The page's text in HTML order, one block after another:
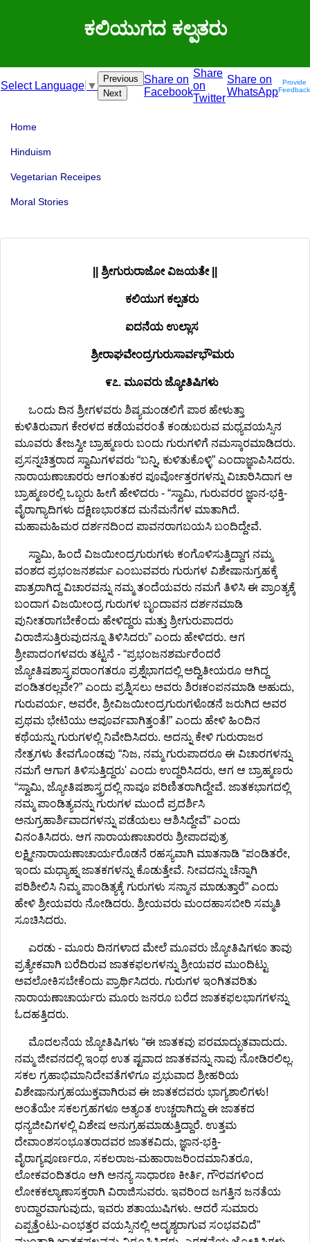
ಕಲಿಯುಗದ ಕಲ್ಪತರು
Select Language ▼
Previous
Next
Share on
Facebook
Share
on
Twitter
Share on
WhatsApp
Provide
Feedback
Home
Hinduism
Vegetarian Receipes
Moral Stories
|| ಶ್ರೀಗುರುರಾಜೋ ವಿಜಯತೇ ||
ಕಲಿಯುಗ ಕಲ್ಪತರು
ಐದನೆಯ ಉಲ್ಲಾಸ
ಶ್ರೀರಾಘವೇಂದ್ರಗುರುಸಾರ್ವಭೌಮರು
೯೭. ಮೂವರು ಜ್ಯೋತಿಷಿಗಳು
ಒಂದು ದಿನ ಶ್ರೀಗಳವರು ಶಿಷ್ಯಮಂಡಲಿಗೆ ಪಾಠ ಹೇಳುತ್ತಾ
ಕುಳಿತಿರುವಾಗ ಕೇರಳದ ಕಡೆಯವರಂತೆ ಕಂಡುಬರುವ ಮಧ್ಯವಯಸ್ಸಿನ
ಮೂವರು ತೇಜಸ್ವೀ ಬ್ರಾಹ್ಮಣರು ಬಂದು ಗುರುಗಳಿಗೆ ನಮಸ್ಕಾರಮಾಡಿದರು.
ಪ್ರಸನ್ನಚಿತ್ತರಾದ ಸ್ವಾಮಿಗಳವರು “ಬನ್ನಿ, ಕುಳಿತುಕೊಳ್ಳಿ” ಎಂದಾಜ್ಞಾಪಿಸಿದರು.
ನಾರಾಯಣಾಚಾರರು ಆಗಂತುಕರ ಪೂರ್ವೋತ್ತರಗಳನ್ನು ವಿಚಾರಿಸಿದಾಗ ಆ
ಬ್ರಾಹ್ಮಣರಲ್ಲಿ ಒಬ್ಬರು ಹೀಗೆ ಹೇಳಿದರು - “ಸ್ವಾಮಿ, ಗುರುವರರ ಜ್ಞಾನ-ಭಕ್ತಿ-
ವೈರಾಗ್ಯಾದಿಗಳು ದಕ್ಷಿಣಭಾರತದ ಮನೆಮನೆಗಳ ಮಾತಾಗಿದೆ.
ಮಹಾಮಹಿಮರ ದರ್ಶನದಿಂದ ಪಾವನರಾಗಬಯಸಿ ಬಂದಿದ್ದೇವೆ.
ಸ್ವಾಮಿ, ಹಿಂದೆ ವಿಜಯೀಂದ್ರಗುರುಗಳು ಕಂಗೊಳಿಸುತ್ತಿದ್ದಾಗ ನಮ್ಮ
ವಂಶದ ಪ್ರಭಂಜನಶರ್ಮ ಎಂಬುವವರು ಗುರುಗಳ ವಿಶೇಷಾನುಗ್ರಹಕ್ಕೆ
ಪಾತ್ರರಾಗಿದ್ದ ವಿಚಾರವನ್ನು ನಮ್ಮ ತಂದೆಯವರು ನಮಗೆ ತಿಳಿಸಿ ಈ ಪ್ರಾಂತ್ಯಕ್ಕೆ
ಬಂದಾಗ ವಿಜಯೀಂದ್ರ ಗುರುಗಳ ಬೃಂದಾವನ ದರ್ಶನಮಾಡಿ
ಪುನೀತರಾಗಬೇಕೆಂದು ಹೇಳಿದ್ದರು ಮತ್ತು ಶ್ರೀಗುರುಪಾದರು
ವಿರಾಜಿಸುತ್ತಿರುವುದನ್ನೂ ತಿಳಿಸಿದರು” ಎಂದು ಹೇಳಿದರು. ಆಗ
ಶ್ರೀಪಾದಂಗಳವರು ತಟ್ಟನೆ - “ಪ್ರಭಂಜನಶರ್ಮರೆಂದರೆ
ಜ್ಯೋತಿಷಶಾಸ್ತ್ರಪರಾಂಗತರೂ ಪ್ರಶ್ನೆಭಾಗದಲ್ಲಿ ಅದ್ವಿತೀಯರೂ ಆಗಿದ್ದ
ಪಂಡಿತರಲ್ಲವೇ?” ಎಂದು ಪ್ರಶ್ನಿಸಲು ಅವರು ಶಿರಃಕಂಪನಮಾಡಿ ಅಹುದು,
ಗುರುವರ್ಯ, ಅವರೇ, ಶ್ರೀವಿಜಯೀಂದ್ರಗುರುಗಳೊಡನೆ ಜರುಗಿದ ಅವರ
ಪ್ರಥಮ ಭೇಟಿಯು ಅಪೂರ್ವವಾಗಿತ್ತಂತೆ!” ಎಂದು ಹೇಳಿ ಹಿಂದಿನ
ಕಥೆಯನ್ನು ಗುರುಗಳಲ್ಲಿ ನಿವೇದಿಸಿದರು. ಅದನ್ನು ಕೇಳಿ ಗುರುರಾಜರ
ನೇತ್ರಗಳು ತೇವಗೊಂಡವು “ನಿಜ, ನಮ್ಮ ಗುರುಪಾದರೂ ಈ ವಿಚಾರಗಳನ್ನು
ನಮಗೆ ಆಗಾಗ ತಿಳಿಸುತ್ತಿದ್ದರು' ಎಂದು ಉದ್ದರಿಸಿದರು, ಆಗ ಆ ಬ್ರಾಹ್ಮಣರು
“ಸ್ವಾಮಿ, ಜ್ಯೋತಿಷಶಾಸ್ತ್ರದಲ್ಲಿ ನಾವೂ ಪರಿಣಿತರಾಗಿದ್ದೇವೆ. ಜಾತಕಭಾಗದಲ್ಲಿ
ನಮ್ಮ ಪಾಂಡಿತ್ಯವನ್ನು ಗುರುಗಳ ಮುಂದೆ ಪ್ರದರ್ಶಿಸಿ
ಅನುಗ್ರಹಾರ್ಶಿವಾದಗಳನ್ನು ಪಡೆಯಲು ಆಶಿಸಿದ್ದೇವೆ” ಎಂದು
ವಿನಂತಿಸಿದರು. ಆಗ ನಾರಾಯಣಾಚಾರರು ಶ್ರೀಪಾದಪುತ್ರ
ಲಕ್ಷ್ಮೀನಾರಾಯಣಾಚಾರ್ಯರೊಡನೆ ರಹಸ್ಯವಾಗಿ ಮಾತನಾಡಿ “ಪಂಡಿತರೇ,
ಇಂದು ಮಧ್ಯಾಹ್ನ ಜಾತಕಗಳನ್ನು ಕೊಡುತ್ತೇವೆ. ನೀವದನ್ನು ಚೆನ್ನಾಗಿ
ಪರಿಶೀಲಿಸಿ ನಿಮ್ಮ ಪಾಂಡಿತ್ಯಕ್ಕೆ ಗುರುಗಳು ಸನ್ಮಾನ ಮಾಡುತ್ತಾರೆ” ಎಂದು
ಹೇಳಿ ಶ್ರೀಯವರು ನೋಡಿದರು. ಶ್ರೀಯವರು ಮಂದಹಾಸಬೀರಿ ಸಮ್ಮತಿ
ಸೂಚಿಸಿದರು.
ಎರಡು - ಮೂರು ದಿನಗಳಾದ ಮೇಲೆ ಮೂವರು ಜ್ಯೋತಿಷಿಗಳೂ ತಾವು
ಪ್ರತ್ಯೇಕವಾಗಿ ಬರೆದಿರುವ ಜಾತಕಫಲಗಳನ್ನು ಶ್ರೀಯವರ ಮುಂದಿಟ್ಟು
ಅವಲೋಕಿಸಬೇಕೆಂದು ಪ್ರಾರ್ಥಿಸಿದರು. ಗುರುಗಳ ಇಂಗಿತವರಿತು
ನಾರಾಯಣಾಚಾರ್ಯರು ಮೂರು ಜನರೂ ಬರೆದ ಜಾತಕಫಲಭಾಗಗಳನ್ನು
ಓದಹತ್ತಿದರು.
ಮೊದಲನೆಯ ಜ್ಯೋತಿಷಿಗಳು “ಈ ಜಾತಕವು ಪರಮಾದ್ಭುತವಾದುದು.
ನಮ್ಮ ಜೀವನದಲ್ಲಿ ಇಂಥ ಉತ ಷ್ಟವಾದ ಜಾತಕವನ್ನು ನಾವು ನೋಡಿರಲಿಲ್ಲ.
ಸಕಲ ಗ್ರಹಾಭಿಮಾನಿದೇವತೆಗಳಿಗೂ ಪ್ರಭುವಾದ ಶ್ರೀಹರಿಯ
ವಿಶೇಷಾನುಗ್ರಹಯುಕ್ತವಾಗಿರುವ ಈ ಜಾತಕದವರು ಭಾಗ್ಯಶಾಲಿಗಳು!
ಅಂತೆಯೇ ಸಕಲಗ್ರಹಗಳೂ ಅತ್ಯಂತ ಉಚ್ಚರಾಗಿದ್ದು ಈ ಜಾತಕದ
ಧನ್ಯಜೀವಿಗಳಲ್ಲಿ ವಿಶೇಷ ಅನುಗ್ರಹಮಾಡುತ್ತಿದ್ದಾರೆ. ಉತ್ತಮ
ದೇವಾಂಶಸಂಭೂತರಾದವರ ಜಾತಕವಿದು, ಜ್ಞಾನ-ಭಕ್ತಿ-
ವೈರಾಗ್ಯಪೂರ್ಣರೂ, ಸಕಲರಾಜ-ಮಹಾರಾಜರಿಂದಮಾನಿತರೂ,
ಲೋಕವಂದಿತರೂ ಆಗಿ ಅನನ್ಯ ಸಾಧಾರಣ ಕೀರ್ತಿ, ಗೌರವಗಳಿಂದ
ಲೋಕಕಲ್ಯಾಣಾಸಕ್ತರಾಗಿ ವಿರಾಜಿಸುವರು. ಇವರಿಂದ ಜಗತ್ತಿನ ಜನತೆಯ
ಉದ್ದಾರವಾಗುವುದು, ಇವರು ಶತಾಯುಷಿಗಳು. ಆದರೆ ಸುಮಾರು
ಎಪ್ಪತ್ತೆಂಟು-ಎಂಭತ್ತರ ವಯಸ್ಸಿನಲ್ಲಿ ಅದೃಶ್ಯರಾಗುವ ಸಂಭವವಿದೆ”